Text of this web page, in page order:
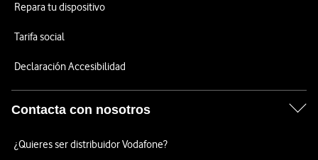
Repara tu dispositivo
Tarifa social
Declaración Accesibilidad
Contacta con nosotros
¿Quieres ser distribuidor Vodafone?